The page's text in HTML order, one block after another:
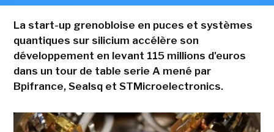
La start-up grenobloise en puces et systèmes
quantiques sur silicium accélère son
développement en levant 115 millions d'euros
dans un tour de table serie A mené par
Bpifrance, Sealsq et STMicroelectronics.